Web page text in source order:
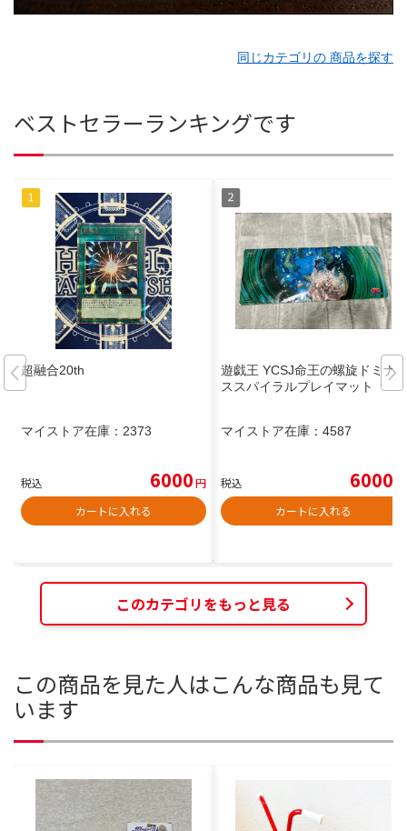
同じカテゴリの 商品を探す
ベストセラーランキングです
超融合20th
マイストア在庫： 2373
税込 6000円
カートに入れる
遊戯王 YCSJ命王の螺旋ドミナ
ススパイラルプレイマット
マイストア在庫： 4587
税込 6000
カートに入れる
このカテゴリをもっと見る
この商品を見た人はこんな商品も見て
います